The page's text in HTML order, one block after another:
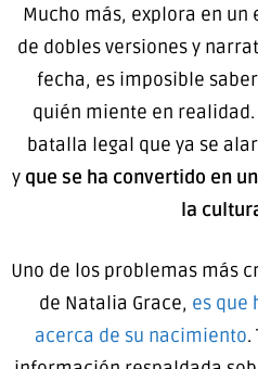
Mucho más, explora en
de dobles versiones y
fecha, es imposible
quién miente en realidad.
batalla legal que ya se
y que se ha convertido en
la
Uno de los problemas más
de Natalia Grace, es que
acerca de su nacimiento.